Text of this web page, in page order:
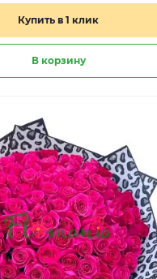
Купить в 1 клик
В корзину